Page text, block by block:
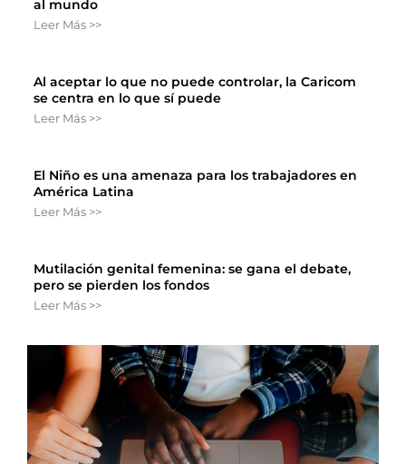
al mundo
Leer Más >>
Al aceptar lo que no puede controlar, la Caricom
se centra en lo que sí puede
Leer Más >>
El Niño es una amenaza para los trabajadores en
América Latina
Leer Más >>
Mutilación genital femenina: se gana el debate,
pero se pierden los fondos
Leer Más >>